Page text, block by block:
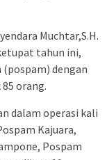
Muchtar,S.H.
tahun ini,
(pospam) dengan
orang.
dalam operasi kali
Kajuara,
Pospam